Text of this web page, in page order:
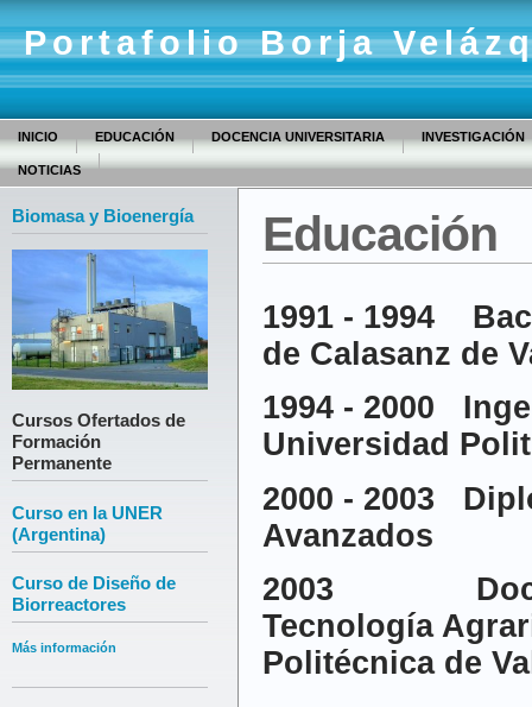
Portafolio Borja
INICIO EDUCACIÓN DOCENCIA UNIVERSITARIA INVESTIGACIÓN
NOTICIAS
Biomasa y Bioenergía
Cursos Ofertados de
Formación
Permanente
Curso en la UNER
(Argentina)
Curso de Diseño de
Biorreactores
Más información
Educación
1991 - 1994
de Calasanz de
1994 - 2000
Universidad
2000 - 2003
Avanzados
2003 Doctor
Tecnología
Politécnica de